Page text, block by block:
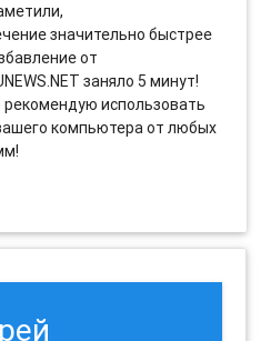
значительно быстрее
от
заняло 5 минут!
рекомендую использовать
компьютера от любых